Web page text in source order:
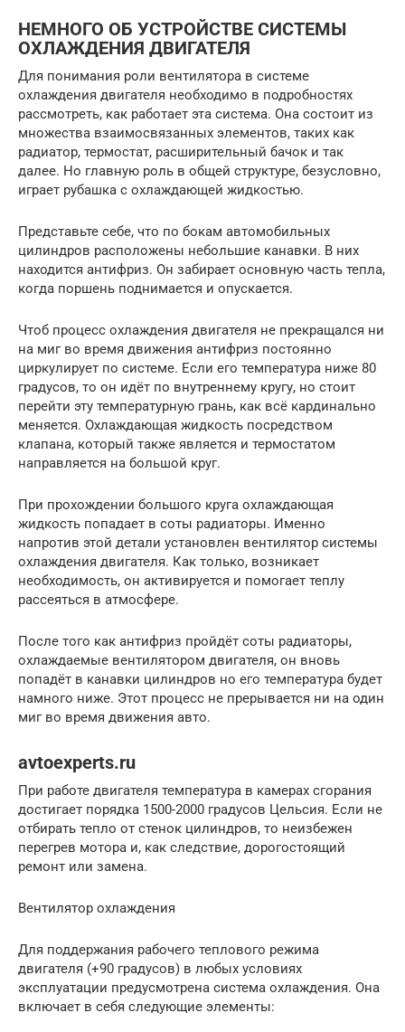
НЕМНОГО ОБ УСТРОЙСТВЕ СИСТЕМЫ
ОХЛАЖДЕНИЯ ДВИГАТЕЛЯ
Для понимания роли вентилятора в системе
охлаждения двигателя необходимо в подробностях
рассмотреть, как работает эта система. Она состоит из
множества взаимосвязанных элементов, таких как
радиатор, термостат, расширительный бачок и так
далее. Но главную роль в общей структуре, безусловно,
играет рубашка с охлаждающей жидкостью.
Представьте себе, что по бокам автомобильных
цилиндров расположены небольшие канавки. В них
находится антифриз. Он забирает основную часть тепла,
когда поршень поднимается и опускается.
Чтоб процесс охлаждения двигателя не прекращался ни
на миг во время движения антифриз постоянно
циркулирует по системе. Если его температура ниже 80
градусов, то он идёт по внутреннему кругу, но стоит
перейти эту температурную грань, как всё кардинально
меняется. Охлаждающая жидкость посредством
клапана, который также является и термостатом
направляется на большой круг.
При прохождении большого круга охлаждающая
жидкость попадает в соты радиаторы. Именно
напротив этой детали установлен вентилятор системы
охлаждения двигателя. Как только, возникает
необходимость, он активируется и помогает теплу
рассеяться в атмосфере.
После того как антифриз пройдёт соты радиаторы,
охлаждаемые вентилятором двигателя, он вновь
попадёт в канавки цилиндров но его температура будет
намного ниже. Этот процесс не прерывается ни на один
миг во время движения авто.
avtoexperts.ru
При работе двигателя температура в камерах сгорания
достигает порядка 1500-2000 градусов Цельсия. Если не
отбирать тепло от стенок цилиндров, то неизбежен
перегрев мотора и, как следствие, дорогостоящий
ремонт или замена.
Вентилятор охлаждения
Для поддержания рабочего теплового режима
двигателя (+90 градусов) в любых условиях
эксплуатации предусмотрена система охлаждения. Она
включает в себя следующие элементы: